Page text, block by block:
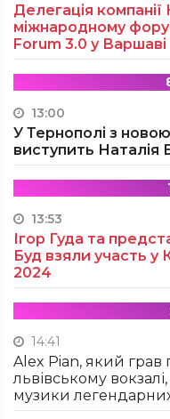
Делегація
міжнародному
Forum 3.0 у Варшаві
13:00
У Тернополі з
виступить Наталія
13:53
Ігор Гуда та
Буд взяли участь у
2024
14:41
Alex Pian, який грав
львівському
музики